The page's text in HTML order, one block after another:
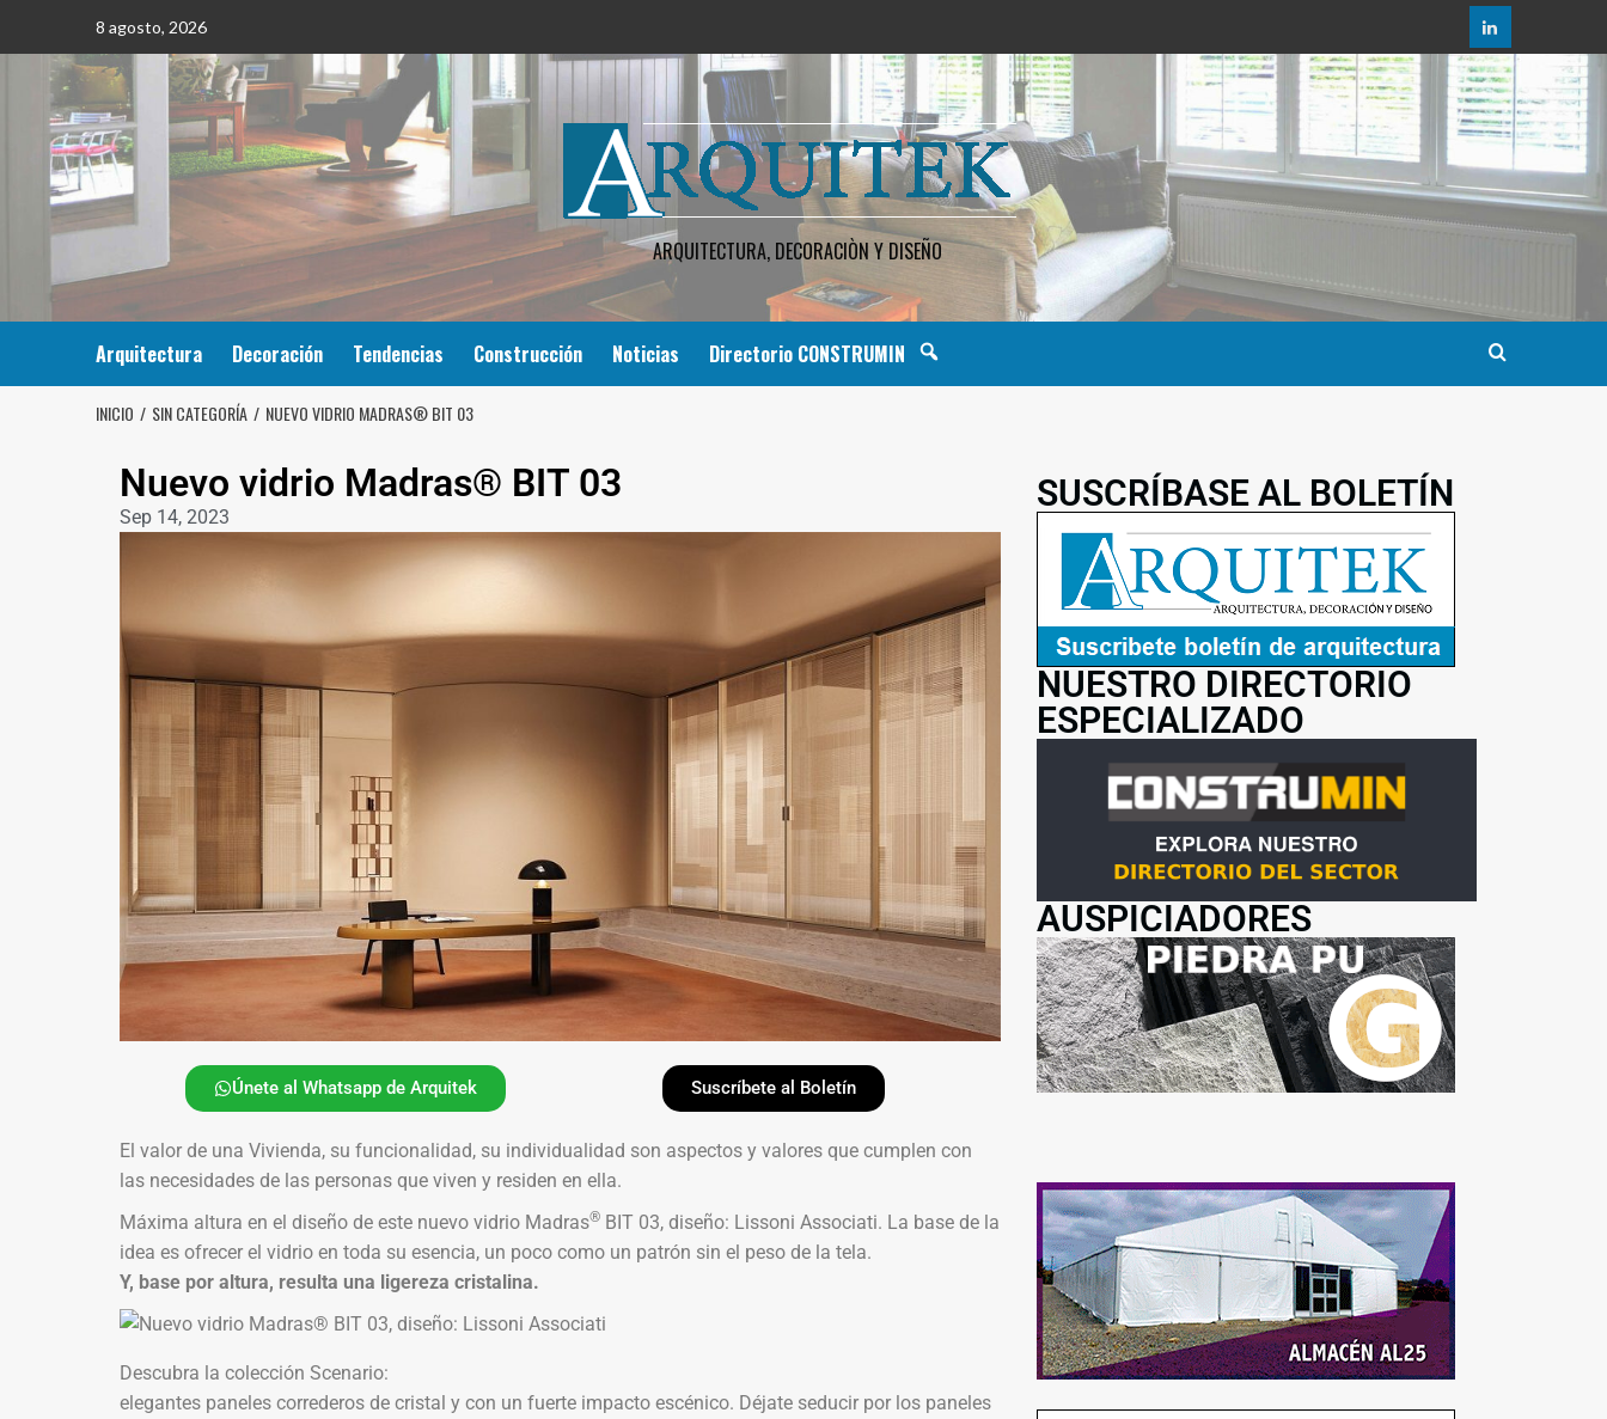
8 agosto, 2026
ARQUITECTURA, DECORACIÒN Y DISEÑO
Arquitectura Decoración Tendencias Construcción Noticias Directorio CONSTRUMIN
INICIO SIN CATEGORÍA NUEVO VIDRIO MADRAS® BIT 03
Nuevo vidrio Madras® BIT 03
Sep 14, 2023
Únete al Whatsapp de Arquitek Suscríbete al Boletín
El valor de una Vivienda, su funcionalidad, su individualidad son aspectos y valores que cumplen con
las necesidades de las personas que viven y residen en ella.
Máxima altura en el diseño de este nuevo vidrio Madras®BIT 03, diseño: Lissoni Associati. La base de la
idea es ofrecer el vidrio en toda su esencia, un poco como un patrón sin el peso de la tela.
Y, base por altura, resulta una ligereza cristalina.
Descubra la colección Scenario:
elegantes paneles correderos de cristal y con un fuerte impacto escénico. Déjate seducir por los paneles
SUSCRÍBASE AL BOLETÍN
NUESTRO DIRECTORIO
ESPECIALIZADO
AUSPICIADORES